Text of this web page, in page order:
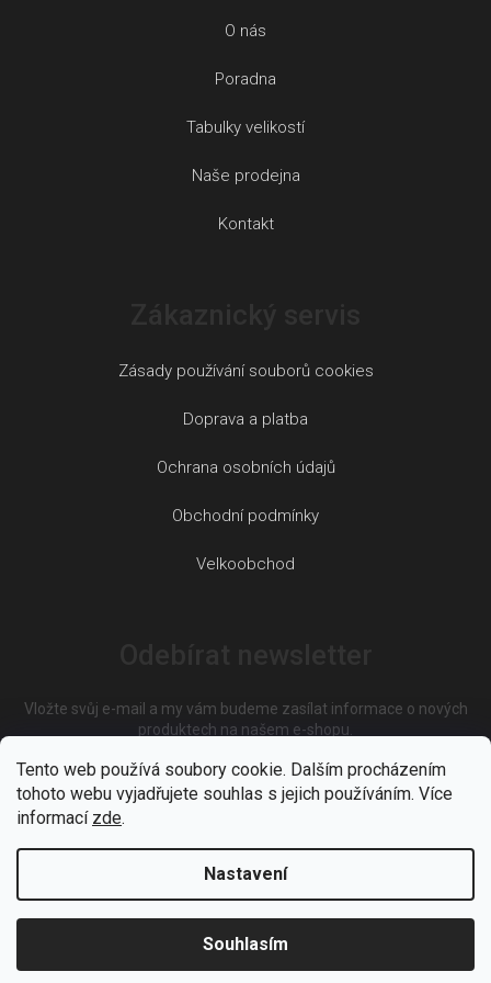
Tento web používá soubory cookie. Dalším procházením
tohoto webu vyjadřujete souhlas s jejich používáním. Více
informací zde.
Nastavení
Souhlasím
O nás
Poradna
Tabulky velikostí
Naše prodejna
Kontakt
Zásady používání souborů cookies
Doprava a platba
Ochrana osobních údajů
Obchodní podmínky
Velkoobchod
Vložte svůj e-mail a my vám budeme zasílat informace o nových
produktech na našem e-shopu.
E-mail
Vložením e-mailu souhlasíte spodmínkami ochrany osobních
údajů
PŘIHLÁSIT SE